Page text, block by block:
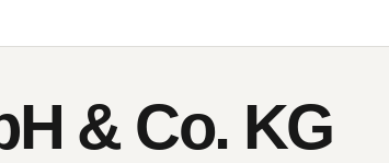
& Co. KG